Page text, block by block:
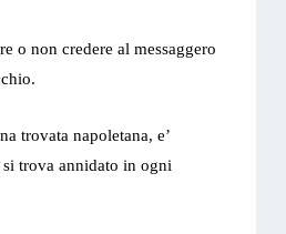
o non credere al messaggero
trovata napoletana, e’
trova annidato in ogni